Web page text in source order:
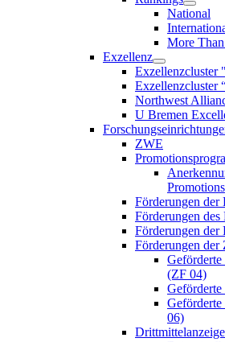
National
More
Exzellenz
Exzellenzcluster
Exzellenzcluster
Northwest
U Bremen
ZWE
Förderungen der
Förderungen des
Förderungen der
Förderungen der
Geförderte
(ZF 04)
06)